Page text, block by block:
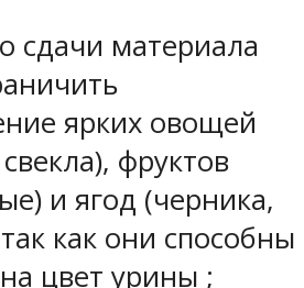
сдачи материала
ярких овощей
фруктов
и ягод (черника,
как они способны
цвет урины ;